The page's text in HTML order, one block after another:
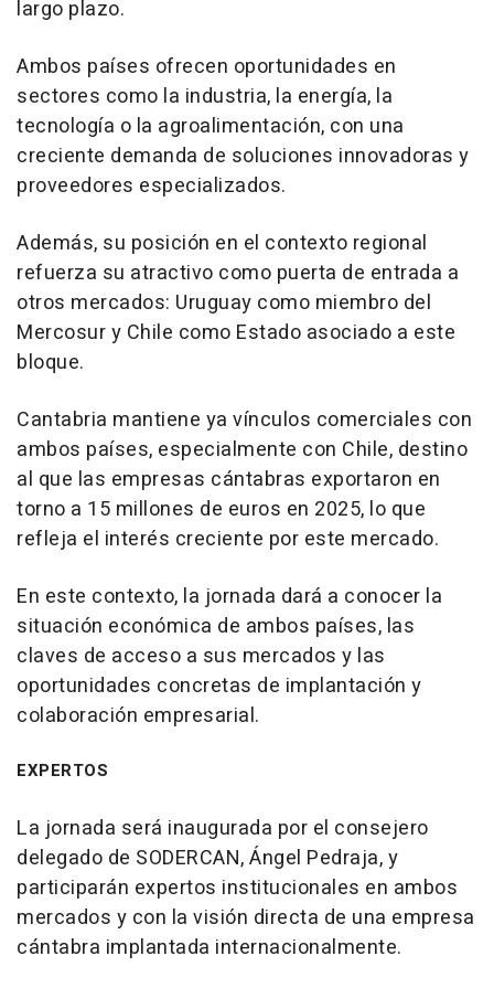
largo plazo.
Ambos países ofrecen oportunidades en
sectores como la industria, la energía, la
tecnología o la agroalimentación, con una
creciente demanda de soluciones innovadoras y
proveedores especializados.
Además, su posición en el contexto regional
refuerza su atractivo como puerta de entrada a
otros mercados: Uruguay como miembro del
Mercosur y Chile como Estado asociado a este
bloque.
Cantabria mantiene ya vínculos comerciales con
ambos países, especialmente con Chile, destino
al que las empresas cántabras exportaron en
torno a 15 millones de euros en 2025, lo que
refleja el interés creciente por este mercado.
En este contexto, la jornada dará a conocer la
situación económica de ambos países, las
claves de acceso a sus mercados y las
oportunidades concretas de implantación y
colaboración empresarial.
EXPERTOS
La jornada será inaugurada por el consejero
delegado de SODERCAN, Ángel Pedraja, y
participarán expertos institucionales en ambos
mercados y con la visión directa de una empresa
cántabra implantada internacionalmente.